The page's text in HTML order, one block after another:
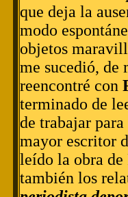
que deja la
modo
objetos
me sucedió, de
reencontré con
terminado de
de trabajar
mayor escritor
leído la obra de
también los